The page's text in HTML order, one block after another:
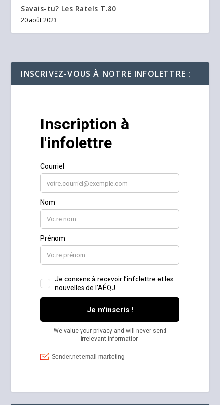
Savais-tu? Les Ratels T.80
20 août 2023
INSCRIVEZ-VOUS À NOTRE INFOLETTRE :